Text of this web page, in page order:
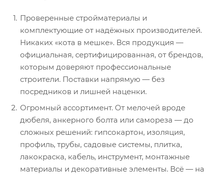
Проверенные стройматериалы и
комплектующие от надёжных производителей.
Никаких «кота в мешке». Вся продукция —
официальная, сертифицированная, от брендов,
которым доверяют профессиональные
строители. Поставки напрямую — без
посредников и лишней наценки.
Огромный ассортимент. От мелочей вроде
дюбеля, анкерного болта или самореза — до
сложных решений: гипсокартон, изоляция,
профиль, трубы, садовые системы, плитка,
лакокраска, кабель, инструмент, монтажные
материалы и декоративные элементы. Всё — на